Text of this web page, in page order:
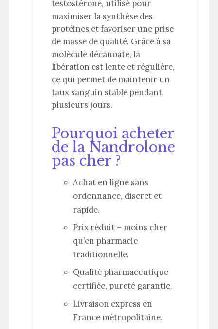
testostérone, utilisé pour
maximiser la synthèse des
protéines et favoriser une prise
de masse de qualité. Grâce à sa
molécule décanoate, la
libération est lente et régulière,
ce qui permet de maintenir un
taux sanguin stable pendant
plusieurs jours.
Pourquoi acheter
de la Nandrolone
pas cher ?
Achat en ligne sans
ordonnance, discret et
rapide.
Prix réduit – moins cher
qu’en pharmacie
traditionnelle.
Qualité pharmaceutique
certifiée, pureté garantie.
Livraison express en
France métropolitaine.